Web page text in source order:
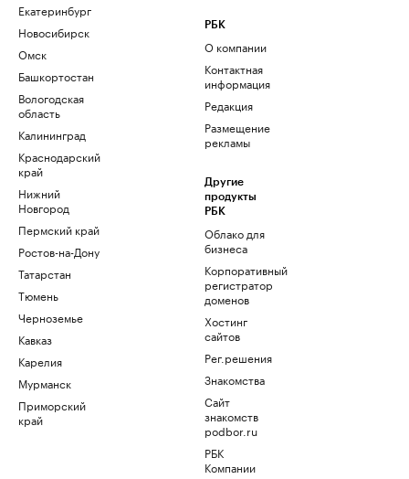
Екатеринбург
Новосибирск
Омск
Башкортостан
Вологодская
область
Калининград
Краснодарский
край
Нижний
Новгород
Пермский край
Ростов-на-Дону
Татарстан
Тюмень
Черноземье
Кавказ
Карелия
Мурманск
Приморский
край
РБК
О компании
Контактная
информация
Редакция
Размещение
рекламы
Другие
продукты
РБК
Облако для
бизнеса
Корпоративный
регистратор
доменов
Хостинг
сайтов
Рег.решения
Знакомства
Сайт
знакомств
podbor.ru
РБК
Компании